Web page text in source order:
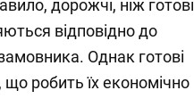
дорожчі, ніж готові
відповідно до
Однак готові
робить їх економічно